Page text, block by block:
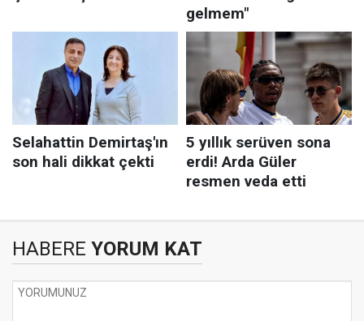
HABERE YORUM KAT